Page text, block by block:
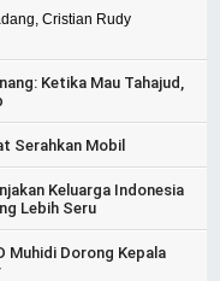
Cristian Rudy
Ketika Mau Tahajud,
Serahkan Mobil
Keluarga Indonesia
Lebih Seru
Muhidi Dorong Kepala